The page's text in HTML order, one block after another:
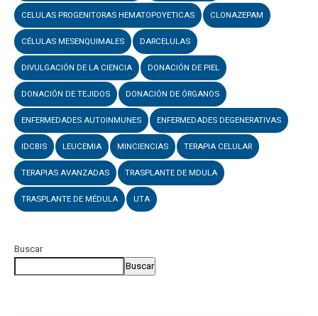
CELULAS PROGENITORAS HEMATOPOYETICAS CLONAZEPAM
CÉLULAS MESENQUIMALES DARCELULAS
DIVULGACIÓN DE LA CIENCIA DONACIÓN DE PIEL
DONACIÓN DE TEJIDOS DONACIÓN DE ÓRGANOS
ENFERMEDADES AUTOINMUNES ENFERMEDADES DEGENERATIVAS
IDCBIS LEUCEMIA MINCIENCIAS TERAPIA CELULAR
TERAPIAS AVANZADAS TRASPLANTE DE MDULA
TRASPLANTE DE MÉDULA UTA
Buscar
Buscar